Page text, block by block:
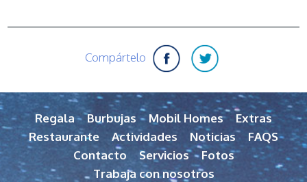
Compártelo
Regala Burbujas Mobil Homes
Extras
Restaurante
Actividades Noticias
FAQS
Contacto
Servicios
Fotos
Trabaja con nosotros